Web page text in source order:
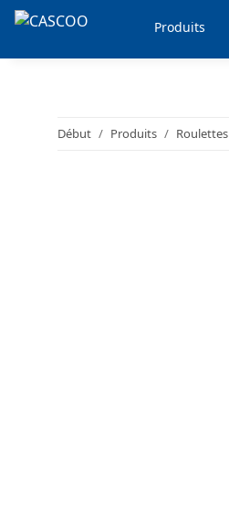
Produits
Début Produits